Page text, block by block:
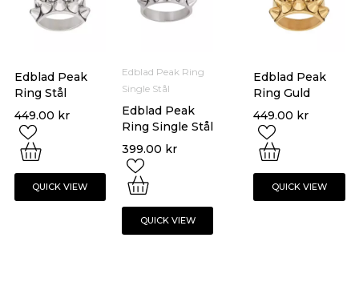
Edblad Peak
Ring Stål
449.00 kr
QUICK VIEW
Edblad Peak
Ring Guld
449.00 kr
QUICK VIEW
Edblad Peak Ring
Single Stål
Edblad Peak
Ring Single Stål
399.00 kr
QUICK VIEW